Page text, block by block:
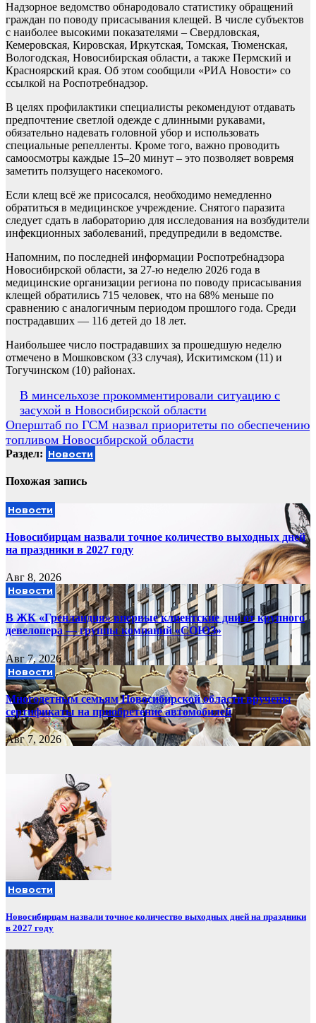
Надзорное ведомство обнародовало статистику обращений
граждан по поводу присасывания клещей. В числе субъектов
с наиболее высокими показателями – Свердловская,
Кемеровская, Кировская, Иркутская, Томская, Тюменская,
Вологодская, Новосибирская области, а также Пермский и
Красноярский края. Об этом сообщили «РИА Новости» со
ссылкой на Роспотребнадзор.
В целях профилактики специалисты рекомендуют отдавать
предпочтение светлой одежде с длинными рукавами,
обязательно надевать головной убор и использовать
специальные репелленты. Кроме того, важно проводить
самоосмотры каждые 15–20 минут – это позволяет вовремя
заметить ползущего насекомого.
Если клещ всё же присосался, необходимо немедленно
обратиться в медицинское учреждение. Снятого паразита
следует сдать в лабораторию для исследования на возбудители
инфекционных заболеваний, предупредили в ведомстве.
Напомним, по последней информации Роспотребнадзора
Новосибирской области, за 27-ю неделю 2026 года в
медицинские организации региона по поводу присасывания
клещей обратились 715 человек, что на 68% меньше по
сравнению с аналогичным периодом прошлого года. Среди
пострадавших — 116 детей до 18 лет.
Наибольшее число пострадавших за прошедшую неделю
отмечено в Мошковском (33 случая), Искитимском (11) и
Тогучинском (10) районах.
Навигация
по
записям
В минсельхозе прокомментировали ситуацию с
засухой в Новосибирской области
Оперштаб по ГСМ назвал приоритеты по обеспечению
топливом Новосибирской области
Раздел: Новости
Похожая запись
Новости
Новосибирцам назвали точное количество выходных дней
на праздники в 2027 году
Авг 8, 2026
Новости
В ЖК «Гренландия» впервые клиентские дни от крупного
девелопера — группы компаний «СОЮЗ»
Авг 7, 2026
Новости
Многодетным семьям Новосибирской области вручены
сертификаты на приобретение автомобилей
Авг 7, 2026
Новости
Новосибирцам назвали точное количество выходных дней на праздники
в 2027 году